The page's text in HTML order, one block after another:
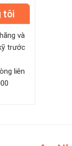
tôi
và
trước
liên